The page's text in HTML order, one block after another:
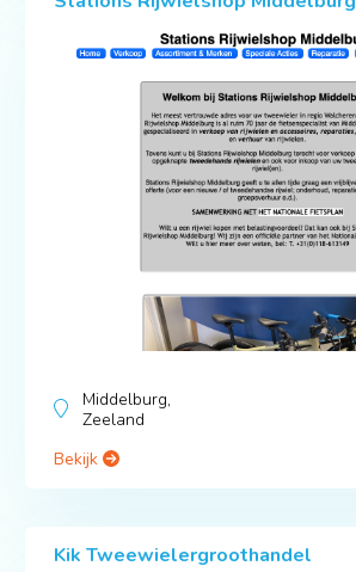
Middelburg,
Zeeland
Bekijk
Kik Tweewielergroothandel